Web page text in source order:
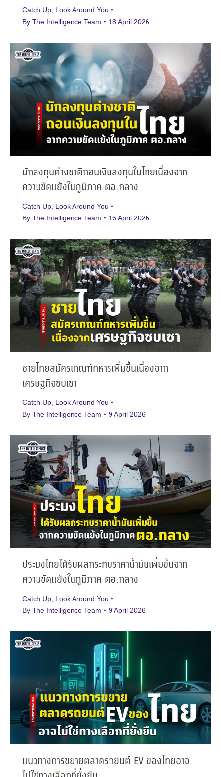
Catch Up Look Around You
By The Intelligence Team 18 April 2026
นักลงทุนต่างชาติถอนเงินลงทุนในไทยเนื่องจาก
ความขัดแย้งในภูมิภาค ตอ.กลาง
Catch Up Look Around You
By The Intelligence Team 16 April 2026
ชายไทยสมัครเกณฑ์ทหารเพิ่มขึ้นเนื่องจาก
เศรษฐกิจซบเซา
Catch Up Look Around You
By The Intelligence Team 9 April 2026
ประมงไทยได้รับผลกระทบราคาน้ำมันเพิ่มขึ้นจาก
ความขัดแย้งในภูมิภาค ตอ.กลาง
Catch Up Look Around You
By The Intelligence Team 9 April 2026
แนวทางการขยายตลาดรถยนต์ EV ของไทยอาจ